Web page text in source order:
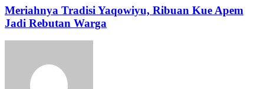
Meriahnya Tradisi Yaqowiyu, Ribuan Kue Apem
Jadi Rebutan Warga